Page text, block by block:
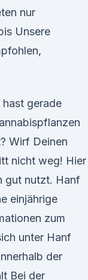
nur
Unsere
hast gerade
Wirf Deinen
nicht weg! Hier
gut nutzt. Hanf
einjährige
zum
unter Hanf
der
Bei der